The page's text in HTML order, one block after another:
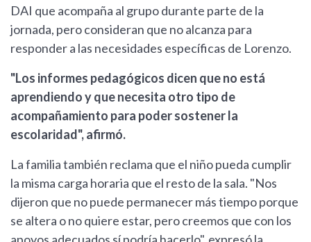
DAI que acompaña al grupo durante parte de la
jornada, pero consideran que no alcanza para
responder a las necesidades específicas de Lorenzo.
"Los informes pedagógicos dicen que no está
aprendiendo y que necesita otro tipo de
acompañamiento para poder sostener la
escolaridad", afirmó.
La familia también reclama que el niño pueda cumplir
la misma carga horaria que el resto de la sala. "Nos
dijeron que no puede permanecer más tiempo porque
se altera o no quiere estar, pero creemos que con los